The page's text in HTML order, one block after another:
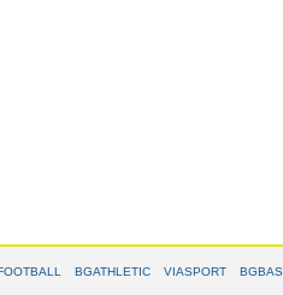
BGATHLETIC VIASPORT